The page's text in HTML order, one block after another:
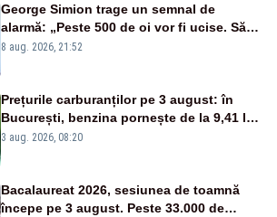
George Simion trage un semnal de
alarmă: „Peste 500 de oi vor fi ucise. Să
vedem dacă ciobanii vor fi despăgubiți”
8 aug. 2026, 21:52
Prețurile carburanților pe 3 august: în
București, benzina pornește de la 9,41 lei,
iar motorina de la 10,57 lei pe litru
3 aug. 2026, 08:20
Bacalaureat 2026, sesiunea de toamnă
începe pe 3 august. Peste 33.000 de